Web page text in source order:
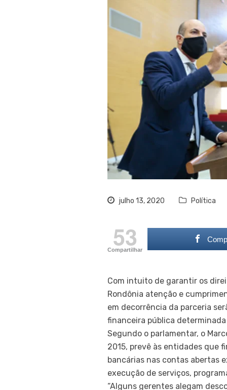
julho 13, 2020 Política
53
Compartilhar
Com intuito de garantir os
Rondônia atenção e
em decorrência da parceria
financeira pública
Segundo o parlamentar, o
2015, prevê às entidades que
bancárias nas contas abertas
execução de serviços,
“Alguns gerentes alegam